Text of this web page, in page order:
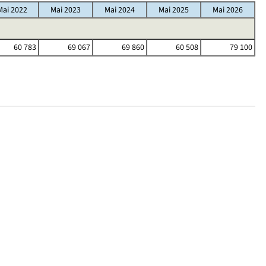
2022 Mai 2023 Mai 2024 Mai 2025 Mai 2026
60 783 69 067 69 860 60 508 79 100